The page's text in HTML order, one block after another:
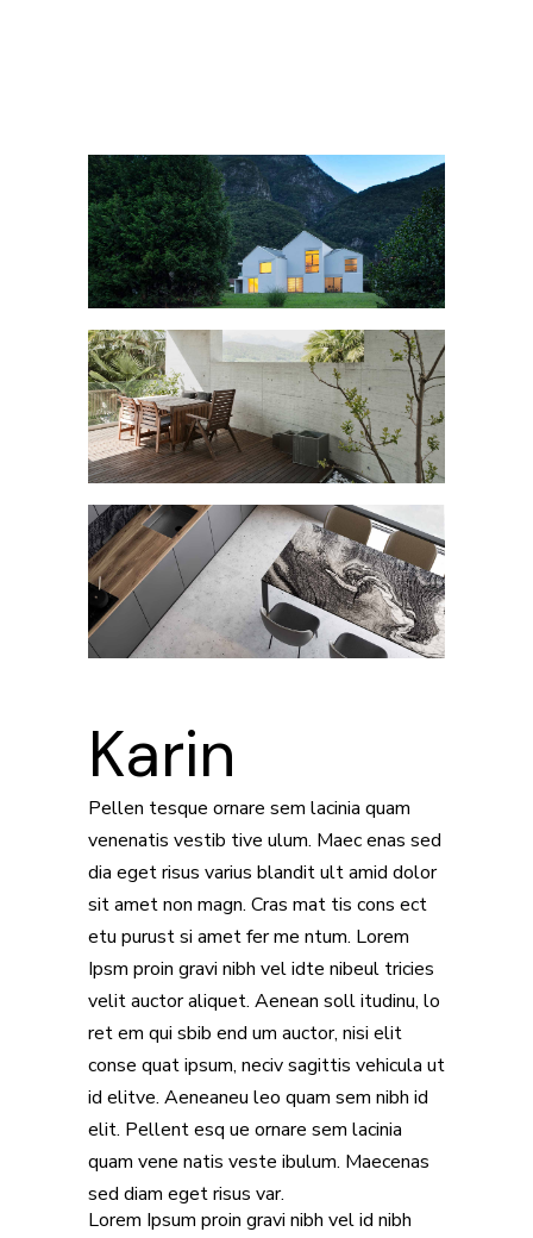
Karin
Pellen tesque ornare sem lacinia quam
venenatis vestib tive ulum. Maec enas sed
dia eget risus varius blandit ult amid dolor
sit amet non magn. Cras mat tis cons ect
etu purust si amet fer me ntum. Lorem
Ipsm proin gravi nibh vel idte nibeul tricies
velit auctor aliquet. Aenean soll itudinu, lo
ret em qui sbib end um auctor, nisi elit
conse quat ipsum, neciv sagittis vehicula ut
id elitve. Aeneaneu leo quam sem nibh id
elit. Pellent esq ue ornare sem lacinia
quam vene natis veste ibulum. Maecenas
sed diam eget risus var.
Lorem Ipsum proin gravi nibh vel id nibh